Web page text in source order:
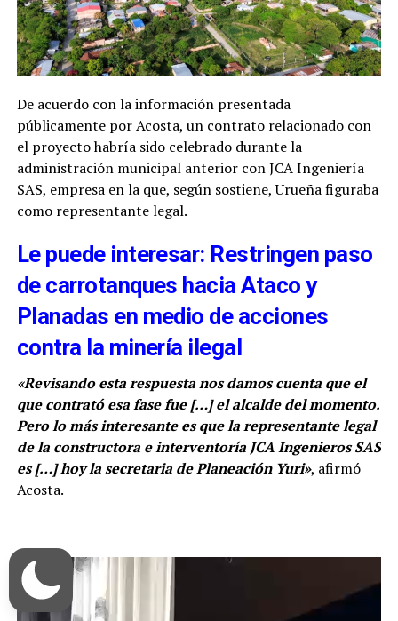
De acuerdo con la información presentada
públicamente por Acosta, un contrato relacionado con
el proyecto habría sido celebrado durante la
administración municipal anterior con JCA Ingeniería
SAS, empresa en la que, según sostiene, Urueña figuraba
como representante legal.
Le puede interesar: Restringen paso
de carrotanques hacia Ataco y
Planadas en medio de acciones
contra la minería ilegal
«Revisando esta respuesta nos damos cuenta que el
que contrató esa fase fue[…]el alcalde del momento.
Pero lo más interesante es que la representante legal
de la constructora e interventoría JCA Ingenieros SAS
es[…]hoy la secretaria de Planeación Yuri», afirmó
Acosta.